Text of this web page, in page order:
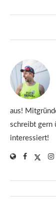
aus!
schreibt gern
interessiert!